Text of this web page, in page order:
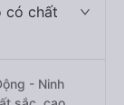
có chất
- Ninh